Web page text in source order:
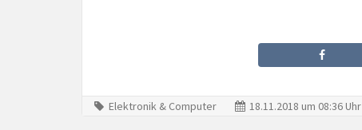
Elektronik & Computer 18.11.2018 um 08:36 Uhr